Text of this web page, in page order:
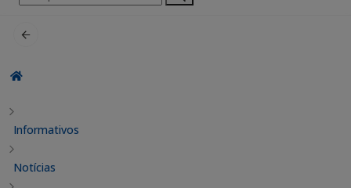
por:
Informativos
Notícias